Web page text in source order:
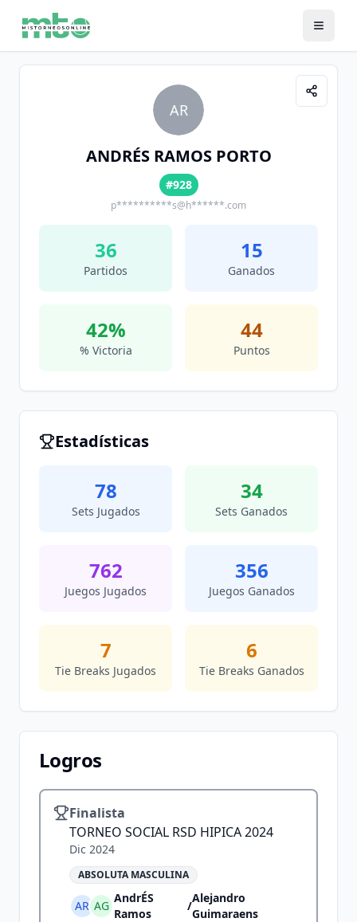
AR
ANDRÉS RAMOS PORTO
#928
p**********s@h******.com
36
Partidos
15
Ganados
42%
% Victoria
44
Puntos
Estadísticas
78
Sets Jugados
34
Sets Ganados
762
Juegos Jugados
356
Juegos Ganados
7
Tie Breaks Jugados
6
Tie Breaks Ganados
Logros
Finalista
TORNEO SOCIAL RSD HIPICA 2024
Dic 2024
ABSOLUTA MASCULINA
AR AG
AndrÉS
Ramos
/
Alejandro
Guimaraens